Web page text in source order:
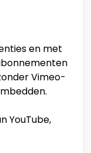
en met
Vimeo-
YouTube,